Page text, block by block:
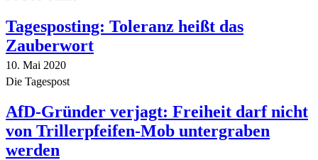
Tagesposting: Toleranz heißt das
Zauberwort
10. Mai 2020
Die Tagespost
AfD-Gründer verjagt: Freiheit darf nicht
von Trillerpfeifen-Mob untergraben
werden